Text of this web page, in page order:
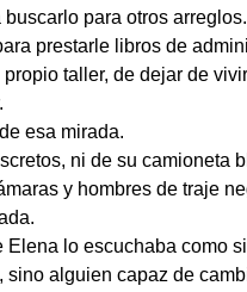
para otros
prestarle libros de
taller, de dejar de
esa mirada.
ni de su camioneta
y hombres de traje
Elena lo escuchaba como
sino alguien capaz de